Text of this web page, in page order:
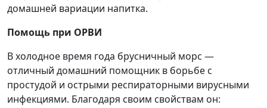
домашней вариации напитка.
Помощь при ОРВИ
В холодное время года брусничный морс —
отличный домашний помощник в борьбе с
простудой и острыми респираторными вирусными
инфекциями. Благодаря своим свойствам он: